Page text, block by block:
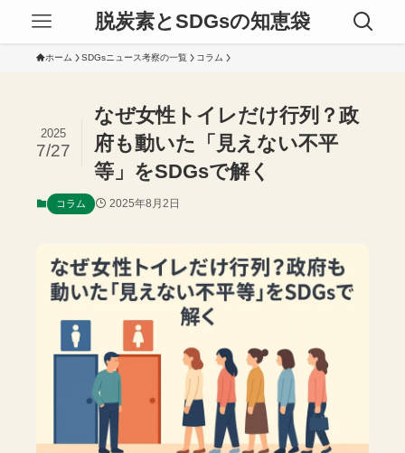
脱炭素とSDGsの知恵袋
ホーム SDGsニュース考察の一覧 コラム
なぜ女性トイレだけ行列？政
府も動いた「見えない不平
等」をSDGsで解く
2025
7/27
コラム 2025年8月2日